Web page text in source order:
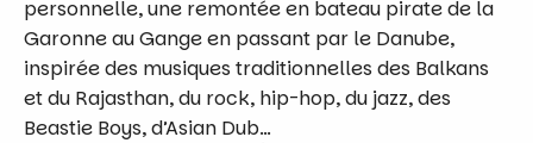
personnelle, une remontée en bateau pirate de la
Garonne au Gange en passant par le Danube,
inspirée des musiques traditionnelles des Balkans
et du Rajasthan, du rock, hip-hop, du jazz, des
Beastie Boys, d’Asian Dub…